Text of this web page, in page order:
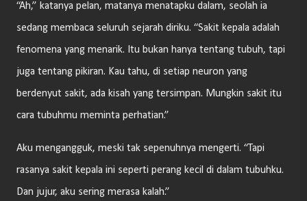
“Ah,” katanya pelan, matanya menatapku dalam, seolah ia
sedang membaca seluruh sejarah diriku. “Sakit kepala adalah
fenomena yang menarik. Itu bukan hanya tentang tubuh, tapi
juga tentang pikiran. Kau tahu, di setiap neuron yang
berdenyut sakit, ada kisah yang tersimpan. Mungkin sakit itu
cara tubuhmu meminta perhatian.”
Aku mengangguk, meski tak sepenuhnya mengerti. “Tapi
rasanya sakit kepala ini seperti perang kecil di dalam tubuhku.
Dan jujur, aku sering merasa kalah.”